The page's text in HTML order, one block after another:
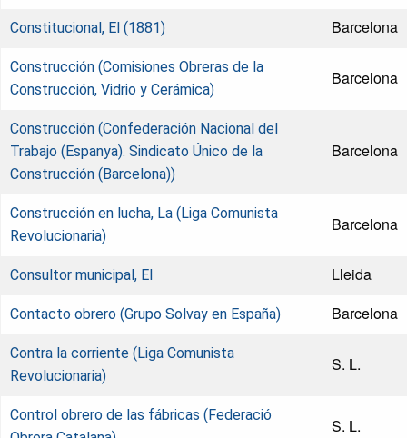
Constitucional, El (1881) Barcelona
Construcción (Comisiones Obreras de la
Construcción, Vidrio y Cerámica)
Barcelona
Construcción (Confederación Nacional del
Trabajo (Espanya). Sindicato Único de la
Construcción (Barcelona))
Barcelona
Construcción en lucha, La (Liga Comunista
Revolucionaria)
Barcelona
Consultor municipal, El Lleida
Contacto obrero (Grupo Solvay en España) Barcelona
Contra la corriente (Liga Comunista
Revolucionaria)
S. L.
Control obrero de las fábricas (Federació
S. L.